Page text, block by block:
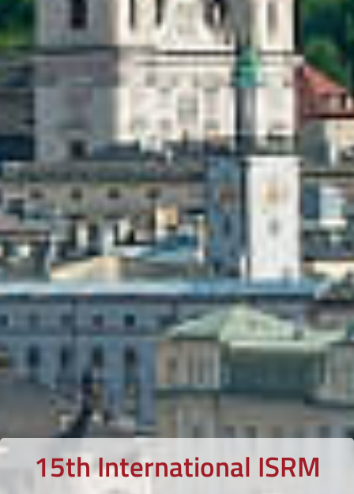
15th International ISRM